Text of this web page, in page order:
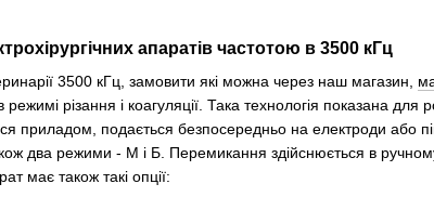
апаратів частотою в 3500 кГц
3500 кГц, замовити які можна через наш магазин,
режимі різання і коагуляції. Така технологія показана
приладом, подається безпосередньо на електроди або
два режими - М і Б. Перемикання здійснюється в
має також такі опції: